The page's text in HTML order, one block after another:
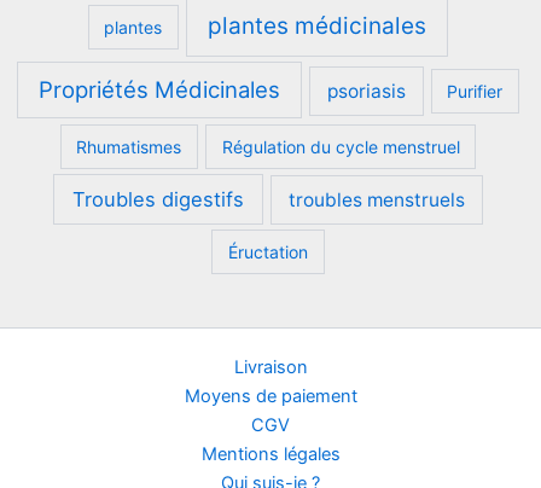
plantes plantes médicinales
Propriétés Médicinales psoriasis Purifier
Rhumatismes Régulation du cycle menstruel
Troubles digestifs troubles menstruels
Éructation
Livraison
Moyens de paiement
CGV
Mentions légales
Qui suis-je ?